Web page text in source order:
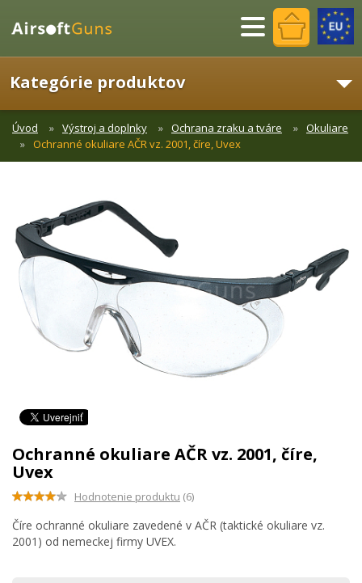
Menu
Kategórie produktov
Úvod Výstroj a doplnky Ochrana zraku a tváre
Okuliare
Ochranné okuliare AČR vz. 2001, číre, Uvex
Ochranné okuliare AČR vz. 2001, číre,
Uvex
Hodnotenie produktu (6)
Číre ochranné okuliare zavedené v AČR (taktické okuliare vz.
2001) od nemeckej firmy UVEX.